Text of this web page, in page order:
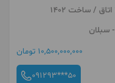
- سبلان
10,500,000,000 تومان
091293***50